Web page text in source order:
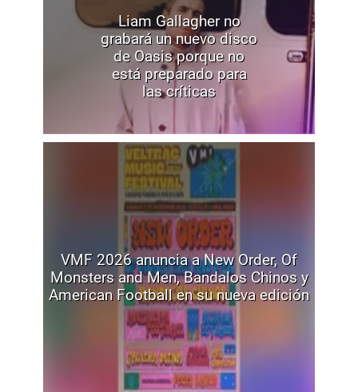
Liam Gallagher no
grabará un nuevo disco
de Oasis porque no
está preparado para
las críticas
VMF 2026 anuncia a New Order, Of
Monsters and Men, Bandalos Chinos y
American Football en su nueva edición